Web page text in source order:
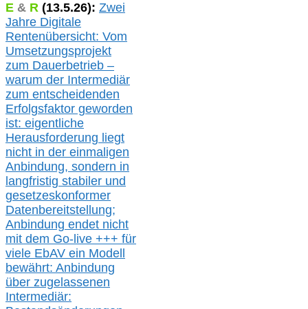
E & R (13.5.26): Zwei
Jahre Digitale
Rentenübersicht: Vom
Umsetzungsprojekt
zum Dauerbetrieb –
warum der Intermediär
zum entscheidenden
Erfolgsfaktor geworden
ist: eigentliche
Herausforderung liegt
nicht in der einmaligen
Anbindung, sondern in
langfristig stabiler und
gesetzeskonformer
Datenbereitstellung;
Anbindung endet nicht
mit dem Go-live +++ für
viele EbAV ein Modell
bewährt: Anbindung
über zugelassenen
Intermediär: